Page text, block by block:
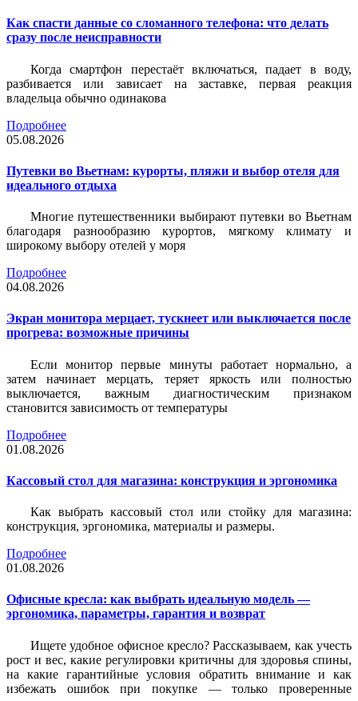
Как спасти данные со сломанного телефона: что делать
сразу после неисправности
Когда смартфон перестаёт включаться, падает в воду,
разбивается или зависает на заставке, первая реакция
владельца обычно одинакова
Подробнее
05.08.2026
Путевки во Вьетнам: курорты, пляжи и выбор отеля для
идеального отдыха
Многие путешественники выбирают путевки во Вьетнам
благодаря разнообразию курортов, мягкому климату и
широкому выбору отелей у моря
Подробнее
04.08.2026
Экран монитора мерцает, тускнеет или выключается после
прогрева: возможные причины
Если монитор первые минуты работает нормально, а
затем начинает мерцать, теряет яркость или полностью
выключается, важным диагностическим признаком
становится зависимость от температуры
Подробнее
01.08.2026
Кассовый стол для магазина: конструкция и эргономика
Как выбрать кассовый стол или стойку для магазина:
конструкция, эргономика, материалы и размеры.
Подробнее
01.08.2026
Офисные кресла: как выбрать идеальную модель —
эргономика, параметры, гарантия и возврат
Ищете удобное офисное кресло? Рассказываем, как учесть
рост и вес, какие регулировки критичны для здоровья спины,
на какие гарантийные условия обратить внимание и как
избежать ошибок при покупке — только проверенные